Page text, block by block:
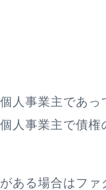
人事業主であ
人事業主で債権
ある場合はファ